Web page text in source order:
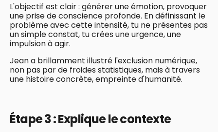
L'objectif est clair : générer une émotion, provoquer
une prise de conscience profonde. En définissant le
problème avec cette intensité, tu ne présentes pas
un simple constat, tu crées une urgence, une
impulsion à agir.
Jean a brillamment illustré l'exclusion numérique,
non pas par de froides statistiques, mais à travers
une histoire concrète, empreinte d'humanité.
Étape 3 : Explique le contexte